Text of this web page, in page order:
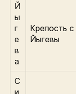
Й
ы
г
е
в
а
Крепость
Йыгевы
С
и